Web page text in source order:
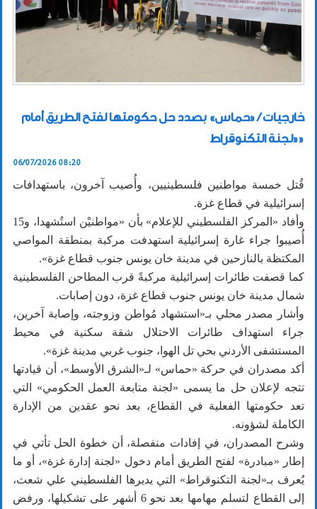
خارجيات / «حماس» بصدد حل حكومتها لفتح الطريق أمام
«لجنة التكنوقراط»
06/07/2026 08:20
قُتل خمسة مواطنين فلسطينيين، وأُصيب آخرون، باستهدافات
إسرائيلية في قطاع غزة.
وأفاد «المركز الفلسطيني للإعلام» بأن «مواطنيْن استُشهدا، و15
أُصيبوا جراء غارة إسرائيلية استهدفت مركبة بمنطقة المواصي
المكتظة بالنازحين في مدينة خان يونس جنوب قطاع غزة».
كما قصفت طائرات إسرائيلية مركبةً قرب المطاحن الفلسطينية
شمال مدينة خان يونس جنوب قطاع غزة، دون إصابات.
وأشار مصدر محلي بـ«استشهاد مُواطن وزوجته، وإصابة آخرين،
جراء استهداف طائرات الاحتلال شقة سكنية في محيط
المستشفى الأردني بحي تل الهوا، جنوب غربي مدينة غزة».
أكد مصدران في حركة «حماس» لـ«الشرق الأوسط»، أن قيادتها
تتجه لإعلان حل ما يسمى «لجنة متابعة العمل الحكومي» التي
تعد حكومتها الفعلية في القطاع، بعد نحو عقدين من الإدارة
الكاملة لشؤونه.
وشرح المصدران، في إفادات منفصلة، أن خطوة الحل تأتي في
إطار «مبادرة» لفتح الطريق أمام دخول «لجنة إدارة غزة»، أو ما
يُعرف بـ«لجنة التكنوقراط» التي يديرها الفلسطيني علي شعث،
إلى القطاع لتسلم مهامها بعد نحو 6 أشهر على تشكيلها، ورفض